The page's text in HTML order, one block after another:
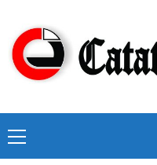
content
Primary
Menu